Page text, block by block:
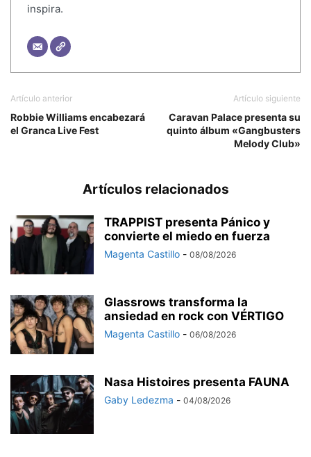
inspira.
Artículo anterior
Robbie Williams encabezará
el Granca Live Fest
Artículo siguiente
Caravan Palace presenta su
quinto álbum «Gangbusters
Melody Club»
Artículos relacionados
TRAPPIST presenta Pánico y
convierte el miedo en fuerza
Magenta Castillo - 08/08/2026
Glassrows transforma la
ansiedad en rock con VÉRTIGO
Magenta Castillo - 06/08/2026
Nasa Histoires presenta FAUNA
Gaby Ledezma - 04/08/2026